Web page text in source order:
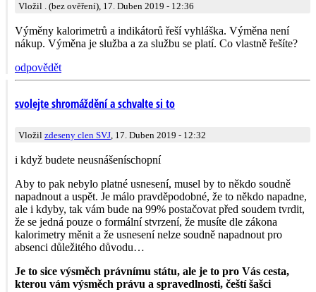
Vložil . (bez ověření), 17. Duben 2019 - 12:36
Výměny kalorimetrů a indikátorů řeší vyhláška. Výměna není
nákup. Výměna je služba a za službu se platí. Co vlastně řešíte?
odpovědět
svolejte shromáždění a schvalte si to
Vložil zdeseny clen SVJ , 17. Duben 2019 - 12:32
i když budete neusnášeníschopní
Aby to pak nebylo platné usnesení, musel by to někdo soudně
napadnout a uspět. Je málo pravděpodobné, že to někdo napadne,
ale i kdyby, tak vám bude na 99% postačovat před soudem tvrdit,
že se jedná pouze o formální stvrzení, že musíte dle zákona
kalorimetry měnit a že usnesení nelze soudně napadnout pro
absenci důležitého důvodu…
Je to sice výsměch právnímu státu, ale je to pro Vás cesta,
kterou vám výsměch právu a spravedlnosti, čeští šašci